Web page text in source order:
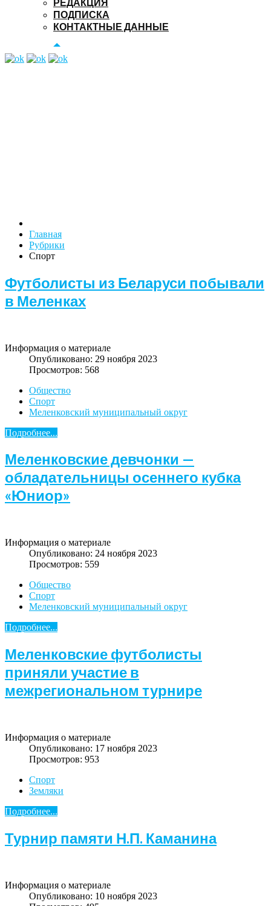
ПОДПИСКА
КОНТАКТНЫЕ ДАННЫЕ
Главная
Рубрики
Спорт
Футболисты из Беларуси побывали
в Меленках
Информация о материале
Опубликовано: 29 ноября 2023
Просмотров: 568
Общество
Спорт
Меленковский муниципальный округ
Подробнее...
Меленковские девчонки —
обладательницы осеннего кубка
«Юниор»
Информация о материале
Опубликовано: 24 ноября 2023
Просмотров: 559
Общество
Спорт
Меленковский муниципальный округ
Подробнее...
Меленковские футболисты
приняли участие в
межрегиональном турнире
Информация о материале
Опубликовано: 17 ноября 2023
Просмотров: 953
Спорт
Земляки
Подробнее...
Турнир памяти Н.П. Каманина
Информация о материале
Опубликовано: 10 ноября 2023